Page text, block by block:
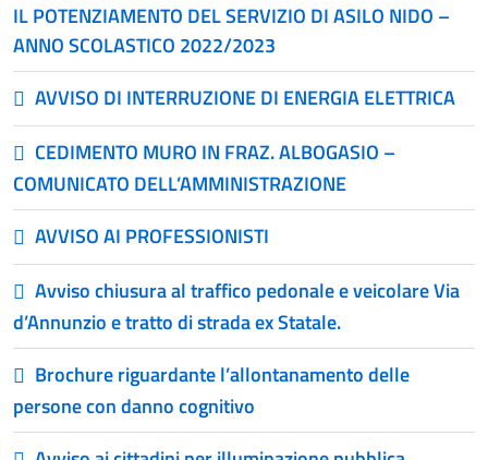
IL POTENZIAMENTO DEL SERVIZIO DI ASILO NIDO –
ANNO SCOLASTICO 2022/2023
AVVISO DI INTERRUZIONE DI ENERGIA ELETTRICA
CEDIMENTO MURO IN FRAZ. ALBOGASIO –
COMUNICATO DELL’AMMINISTRAZIONE
AVVISO AI PROFESSIONISTI
Avviso chiusura al traffico pedonale e veicolare Via
d’Annunzio e tratto di strada ex Statale.
Brochure riguardante l’allontanamento delle
persone con danno cognitivo